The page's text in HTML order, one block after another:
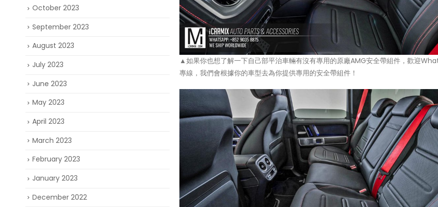
▲如果你也想了解一下自己部平治車輛有沒有專用的原廠AMG安全帶組件，歡迎
專線，我們會根據你的車型去為你提供專用的安全帶組件！
October 2023
September 2023
August 2023
July 2023
June 2023
May 2023
April 2023
March 2023
February 2023
January 2023
December 2022